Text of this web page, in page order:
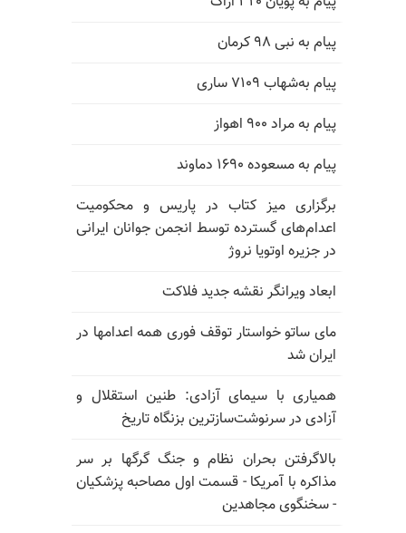
پیام به نبی ۹۸ کرمان
پیام به‌شهاب ۷۱۰۹ ساری
پیام به مراد ۹۰۰ اهواز
پیام به مسعوده ۱۶۹۰ دماوند
برگزاری میز کتاب در پاریس و محکومیت
اعدام‌های گسترده توسط انجمن جوانان ایرانی
در جزیره اوتویا نروژ
ابعاد ویرانگر نقشه جدید فلاکت
مای ساتو خواستار توقف فوری همه اعدامها در
ایران شد
همیاری با سیمای آزادی: طنین استقلال و
آزادی در سرنوشت‌سازترین بزنگاه تاریخ
بالا‌گرفتن بحران نظام و جنگ گرگها بر سر
مذاکره با آمریکا - قسمت اول مصاحبه پزشکیان
- سخنگوی مجاهدین